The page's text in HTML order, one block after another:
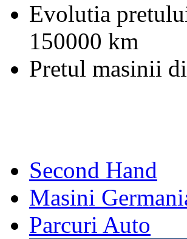
Evolutia
150000 km
Pretul masinii
Second Hand
Masini
Parcuri Auto